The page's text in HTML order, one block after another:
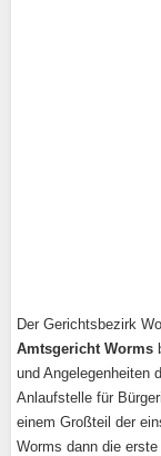
Der Gerichtsbezirk
Amtsgericht Worms
und Angelegenheiten
Anlaufstelle für
einem Großteil der
Worms dann die